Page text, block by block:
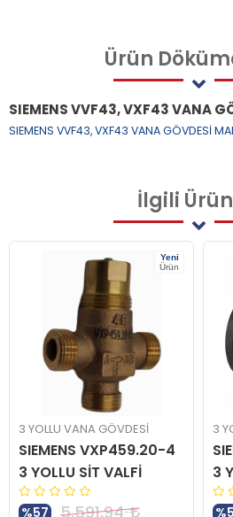
Ürün
SIEMENS VVF43, VXF43 VANA
SIEMENS VVF43, VXF43 VANA GÖVDESİ
İlgili
Yeni
Ürün
3 YOLLU VANA GÖVDESİ
SIEMENS VXP459.20-4
3 YOLLU SİT VALFİ
%57
5.591,94
3
3